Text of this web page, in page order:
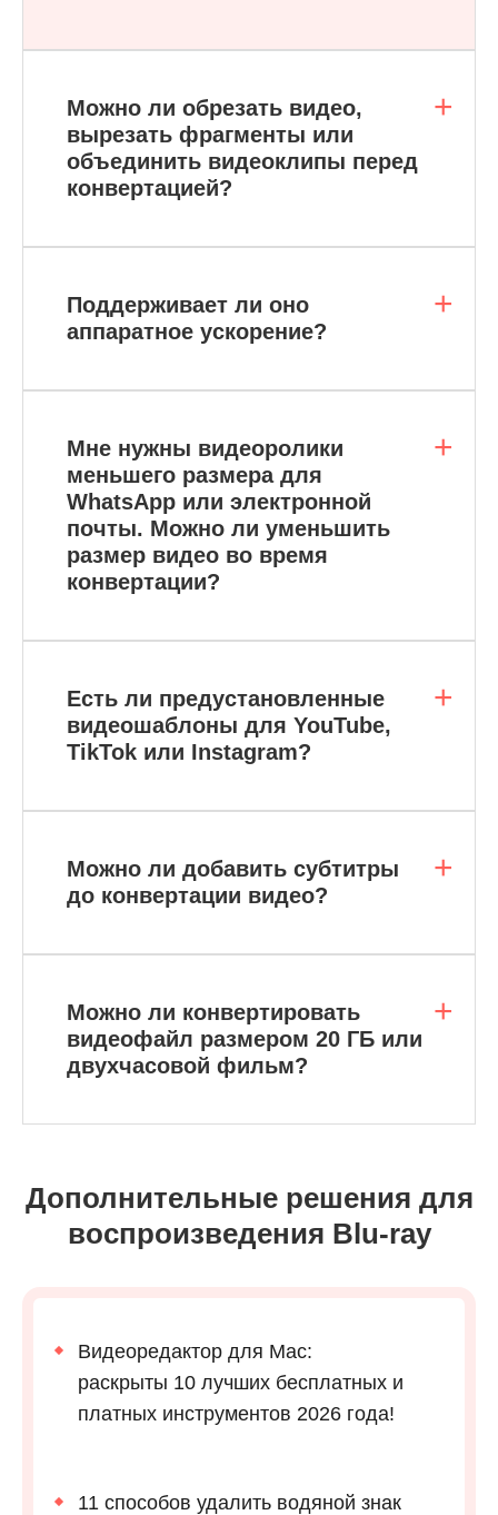
Можно ли обрезать видео,
вырезать фрагменты или
объединить видеоклипы перед
конвертацией?
Поддерживает ли оно
аппаратное ускорение?
Мне нужны видеоролики
меньшего размера для
WhatsApp или электронной
почты. Можно ли уменьшить
размер видео во время
конвертации?
Есть ли предустановленные
видеошаблоны для YouTube,
TikTok или Instagram?
Можно ли добавить субтитры
до конвертации видео?
Можно ли конвертировать
видеофайл размером 20 ГБ или
двухчасовой фильм?
Дополнительные решения для
воспроизведения Blu-ray
Видеоредактор для Mac:
раскрыты 10 лучших бесплатных и
платных инструментов 2026 года!
11 способов удалить водяной знак